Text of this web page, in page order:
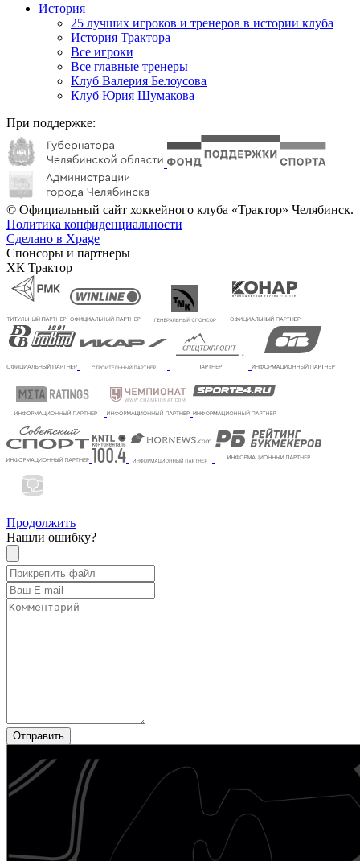
История
25 лучших игроков и тренеров в истории клуба
История Трактора
Все игроки
Все главные тренеры
Клуб Валерия Белоусова
Клуб Юрия Шумакова
При поддержке:
© Официальный сайт хоккейного клуба «Трактор» Челябинск.
Политика конфиденциальности
Сделано в Xpage
Спонсоры и партнеры
ХК Трактор
Продолжить
Нашли ошибку?